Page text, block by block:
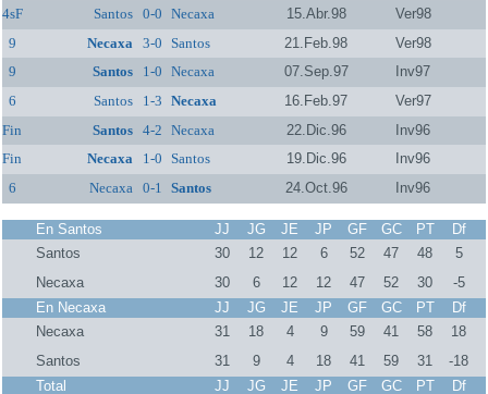
4sF
Santos 0-0 Necaxa 15.Abr.98
Ver98
9
Necaxa 3-0 Santos 21.Feb.98
Ver98
9
Santos 1-0 Necaxa 07.Sep.97
Inv97
6
Santos 1-3 Necaxa 16.Feb.97
Ver97
Fin
Santos 4-2 Necaxa 22.Dic.96
Inv96
Fin
Necaxa 1-0 Santos 19.Dic.96
Inv96
6
Necaxa 0-1 Santos 24.Oct.96 Inv96
En Santos JJ JG JE JP GF GC PT
Df
Santos
30 12 12 6 52 47 48
5
Necaxa
30 6 12 12 47 52 30
-5
En Necaxa
JJ JG JE JP GF GC PT
Df
Necaxa
31 18 4 9 59 41 58
18
Santos
31 9 4 18 41 59 31
-18
Total
JJ JG JE JP GF GC PT
Df